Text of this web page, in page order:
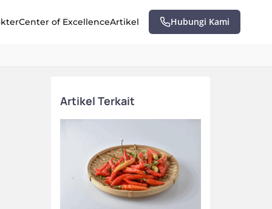
Center of ExcellenceArtikel Hubungi Kami
Artikel Terkait